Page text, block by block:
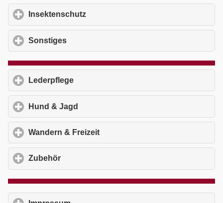
Insektenschutz
Sonstiges
Lederpflege
Hund & Jagd
Wandern & Freizeit
Zubehör